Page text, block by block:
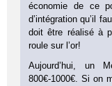
économie de ce
d’intégration qu’il
doit être réalisé à
roule sur l’or!
Aujourd’hui, un
800€-1000€. Si on